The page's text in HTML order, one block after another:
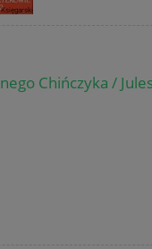
Chińczyka /